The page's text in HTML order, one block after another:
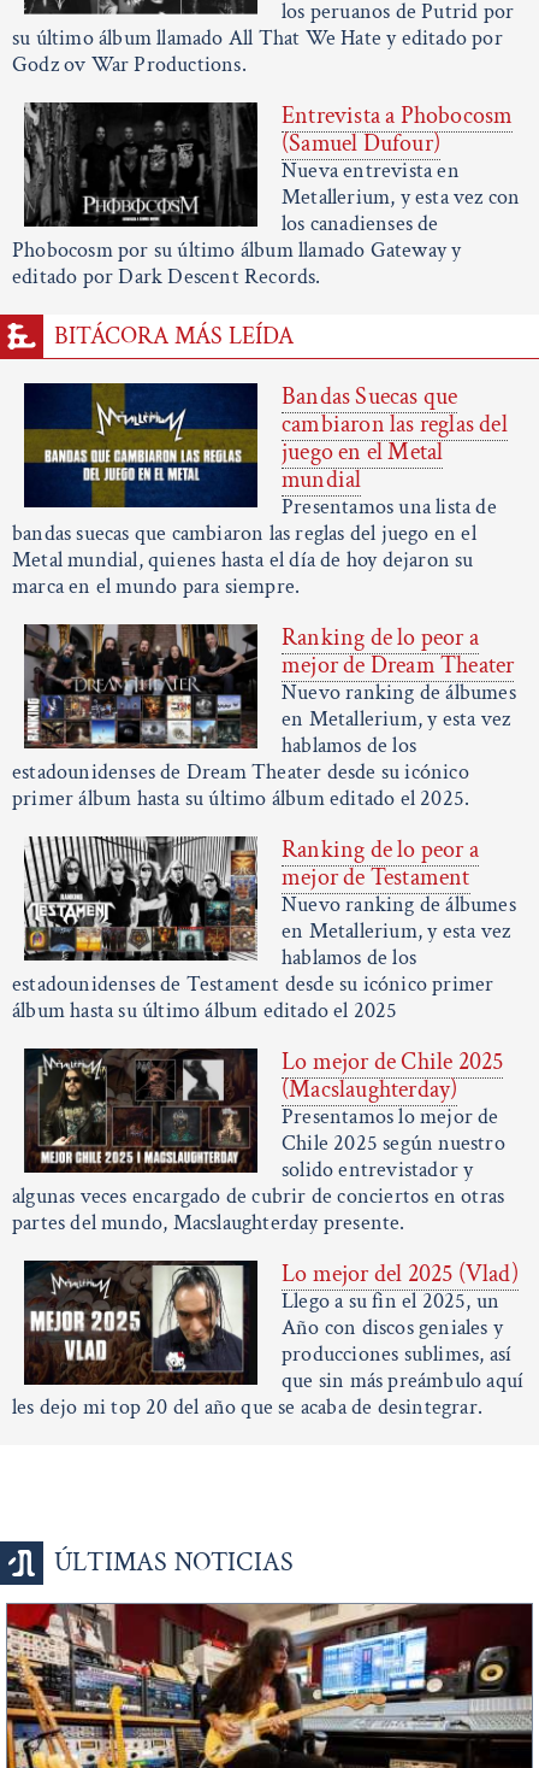
los peruanos de Putrid por
su último álbum llamado All That We Hate y editado por
Godz ov War Productions.
Entrevista a Phobocosm
(Samuel Dufour)
Nueva entrevista en
Metallerium, y esta vez con
los canadienses de
Phobocosm por su último álbum llamado Gateway y
editado por Dark Descent Records.
BITÁCORA MÁS LEÍDA
Bandas Suecas que
cambiaron las reglas del
juego en el Metal
mundial
Presentamos una lista de
bandas suecas que cambiaron las reglas del juego en el
Metal mundial, quienes hasta el día de hoy dejaron su
marca en el mundo para siempre.
Ranking de lo peor a
mejor de Dream Theater
Nuevo ranking de álbumes
en Metallerium, y esta vez
hablamos de los
estadounidenses de Dream Theater desde su icónico
primer álbum hasta su último álbum editado el 2025.
Ranking de lo peor a
mejor de Testament
Nuevo ranking de álbumes
en Metallerium, y esta vez
hablamos de los
estadounidenses de Testament desde su icónico primer
álbum hasta su último álbum editado el 2025
Lo mejor de Chile 2025
(Macslaughterday)
Presentamos lo mejor de
Chile 2025 según nuestro
solido entrevistador y
algunas veces encargado de cubrir de conciertos en otras
partes del mundo, Macslaughterday presente.
Lo mejor del 2025 (Vlad)
Llego a su fin el 2025, un
Año con discos geniales y
producciones sublimes, así
que sin más preámbulo aquí
les dejo mi top 20 del año que se acaba de desintegrar.
ÚLTIMAS NOTICIAS